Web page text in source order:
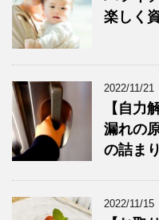
楽しく
2022/11/21
【自力
漏れの
の詰ま
2022/11/15